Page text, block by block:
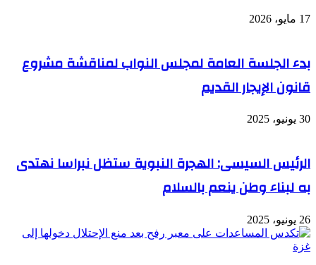
17 مايو، 2026
بدء الجلسة العامة لمجلس النواب لمناقشة مشروع
قانون الإيجار القديم
30 يونيو، 2025
الرئيس السيسى: الهجرة النبوية ستظل نبراسا نهتدى
به لبناء وطن ينعم بالسلام
26 يونيو، 2025